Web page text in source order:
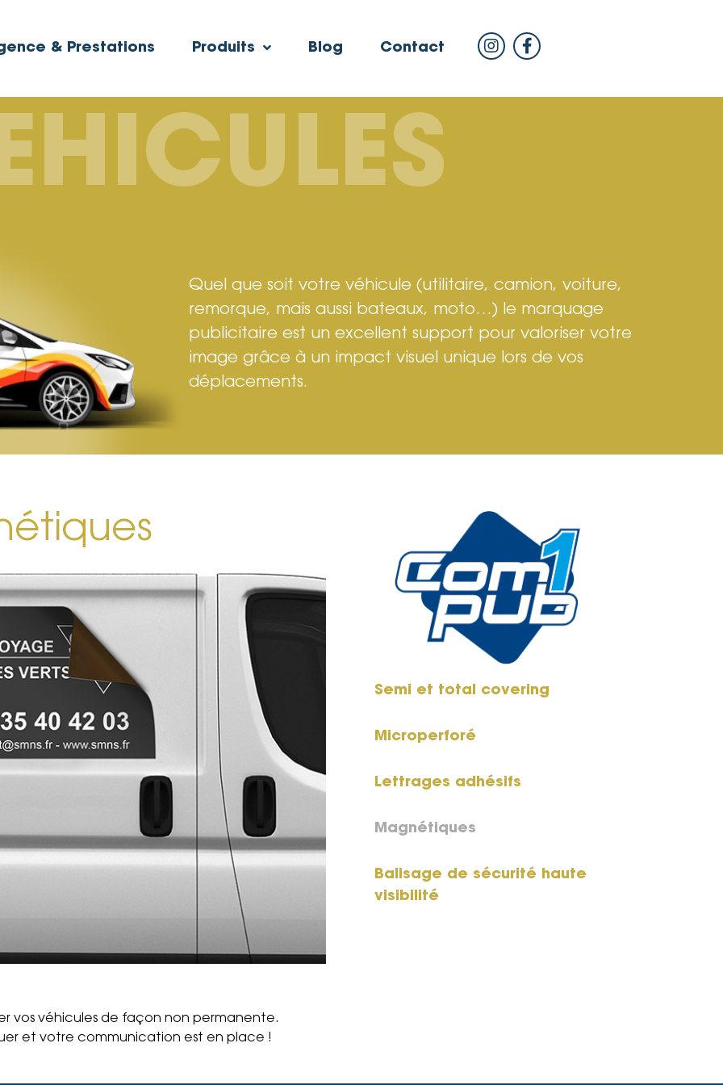
& Prestations Produits Blog Contact
Quel que soit votre véhicule (utilitaire, camion, voiture,
remorque, mais aussi bateaux, moto…) le marquage
publicitaire est un excellent support pour valoriser votre
image grâce à un impact visuel unique lors de vos
déplacements.
vos véhicules de façon non permanente.
et votre communication est en place !
Semi et total covering
Microperforé
Lettrages adhésifs
Magnétiques
Balisage de sécurité haute
visibilité